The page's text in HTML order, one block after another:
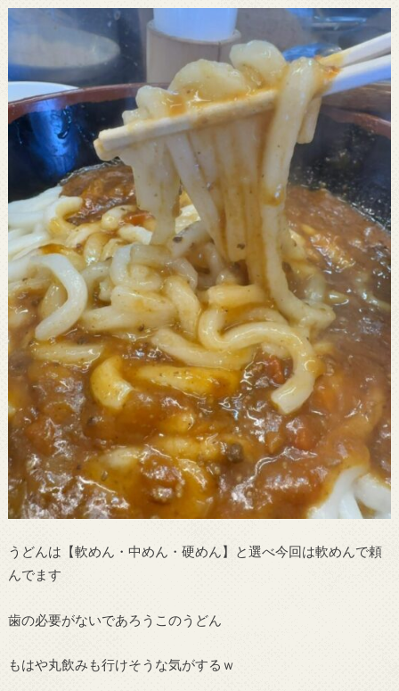
うどんは【軟めん・中めん・硬めん】と選べ今回は軟めんで頼
んでます
歯の必要がないであろうこのうどん
もはや丸飲みも行けそうな気がするｗ